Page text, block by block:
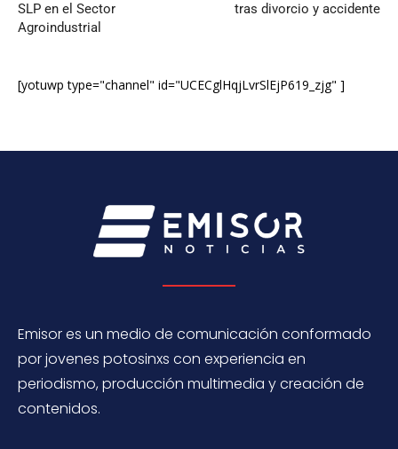
SLP en el Sector
Agroindustrial
tras divorcio y accidente
[yotuwp type="channel" id="UCECglHqjLvrSlEjP619_zjg" ]
Emisor es un medio de comunicación conformado
por jovenes potosinxs con experiencia en
periodismo, producción multimedia y creación de
contenidos.